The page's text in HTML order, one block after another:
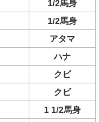
1/2馬身
1/2馬身
アタマ
ハナ
クビ
クビ
1 1/2馬身